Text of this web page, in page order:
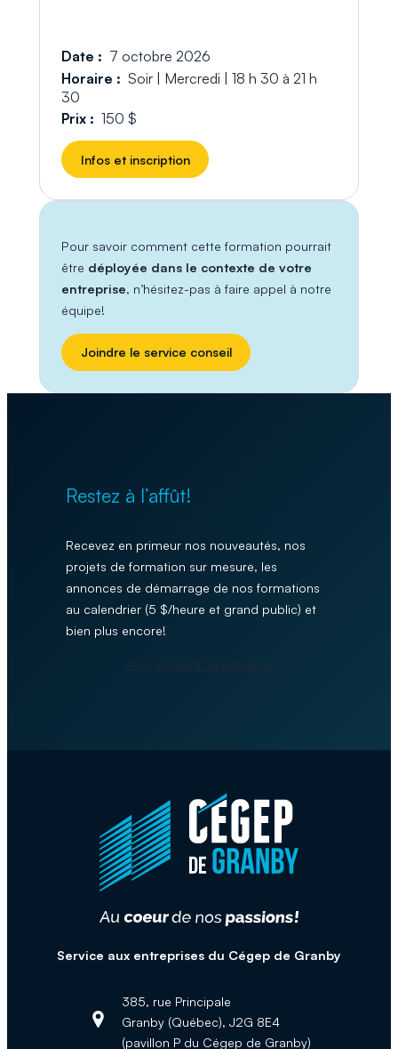
Date : 7 octobre 2026
Horaire : Soir | Mercredi | 18 h 30 à 21 h
30
Prix : 150 $
Infos et inscription
Pour savoir comment cette formation pourrait
être déployée dans le contexte de votre
entreprise, n’hésitez-pas à faire appel à notre
équipe!
Joindre le service conseil
Restez à l’affût!
Recevez en primeur nos nouveautés, nos
projets de formation sur mesure, les
annonces de démarrage de nos formations
au calendrier (5 $/heure et grand public) et
bien plus encore!
Abonnement à l’infolettre
Service aux entreprises du Cégep de Granby
Adresse :
385, rue Principale
Granby (Québec), J2G 8E4
(pavillon P du Cégep de Granby)